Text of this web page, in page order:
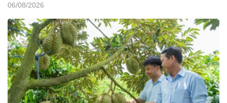
06/08/2026